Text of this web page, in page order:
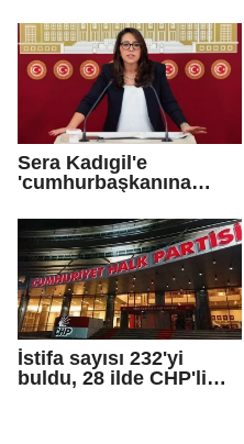
Sera Kadıgil'e
'cumhurbaşkanına
soruşturması
İstifa sayısı 232'yi
buldu, 28 ilde CHP'li